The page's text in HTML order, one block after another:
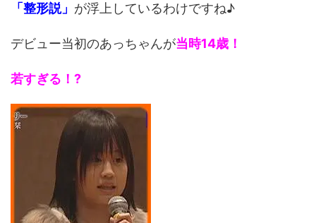
「整形説」 が浮上しているわけですね♪
デビュー当初のあっちゃんが当時14歳！
若すぎる！?